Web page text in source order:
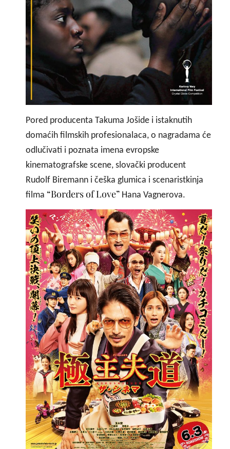
Pored producenta Takuma Jošide i istaknutih
domaćih filmskih profesionalaca, o nagradama će
odlučivati i poznata imena evropske
kinematografske scene, slovački producent
Rudolf Biremann i češka glumica i scenaristkinja
filma “Borders of Love” Hana Vagnerova.